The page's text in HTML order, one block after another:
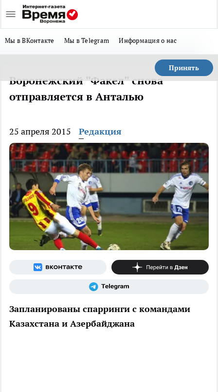
Мы в ВКонтакте Мы в Telegram Информация о нас
Принять
Воронежский "Факел" снова
отправляется в Анталью
25 апреля 2015 Редакция
Запланированы спарринги с командами
Казахстана и Азербайджана